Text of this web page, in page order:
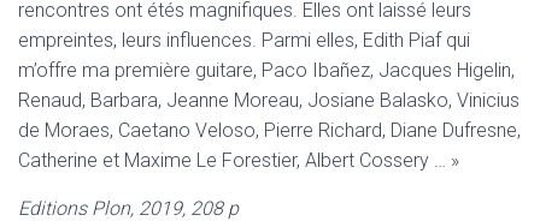
rencontres ont étés magnifiques. Elles ont laissé leurs
empreintes, leurs influences. Parmi elles, Edith Piaf qui
m’offre ma première guitare, Paco Ibañez, Jacques Higelin,
Renaud, Barbara, Jeanne Moreau, Josiane Balasko, Vinicius
de Moraes, Caetano Veloso, Pierre Richard, Diane Dufresne,
Catherine et Maxime Le Forestier, Albert Cossery … »
Editions Plon, 2019, 208 p